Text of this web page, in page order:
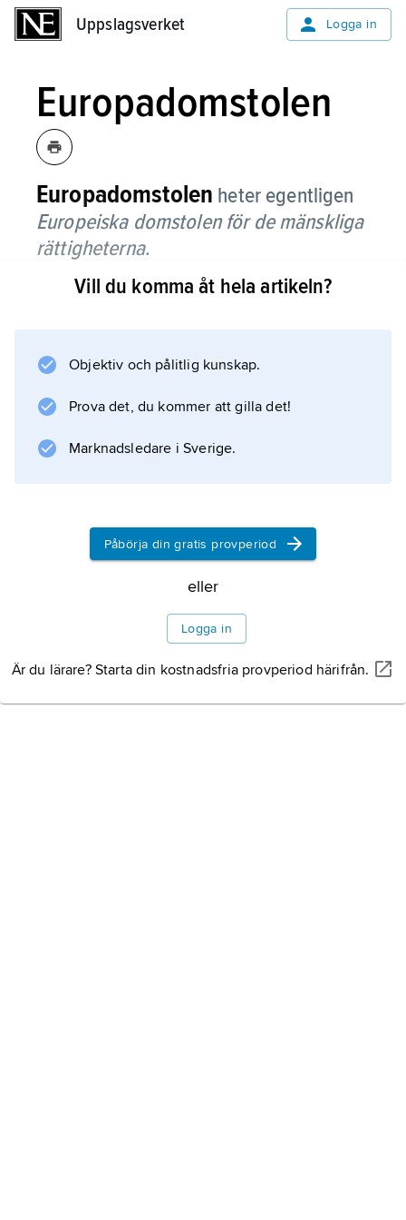
Uppslagsverket Logga in
Europadomstolen
Europadomstolen heter egentligen
Europeiska domstolen för de mänskliga
rättigheterna.
Det är en internationell domstol med uppgift
deklaration om mänskliga rättigheter efterlevs
som kan anmälas till domstolen, inte personer.
Den som anser sina rättigheter kränkta kan gå
till domstolen. Om den finner att staten i fråga
Information om artikeln
Vill du komma åt hela artikeln?
Objektiv och pålitlig kunskap.
Prova det, du kommer att gilla det!
Marknadsledare i Sverige.
Påbörja din gratis provperiod
eller
Logga in
Är du lärare? Starta din kostnadsfria provperiod härifrån.